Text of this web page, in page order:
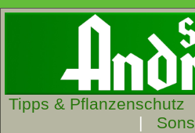
Tipps & Pflanzenschutz
|